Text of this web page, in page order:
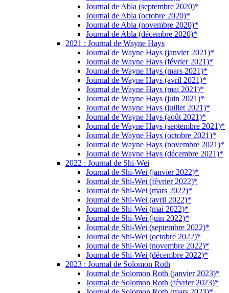
Journal de Abla (septembre 2020)*
Journal de Abla (octobre 2020)*
Journal de Abla (novembre 2020)*
Journal de Abla (décembre 2020)*
2021 : Journal de Wayne Hays
Journal de Wayne Hays (janvier 2021)*
Journal de Wayne Hays (février 2021)*
Journal de Wayne Hays (mars 2021)*
Journal de Wayne Hays (avril 2021)*
Journal de Wayne Hays (mai 2021)*
Journal de Wayne Hays (juin 2021)*
Journal de Wayne Hays (juillet 2021)*
Journal de Wayne Hays (août 2021)*
Journal de Wayne Hays (septembre 2021)*
Journal de Wayne Hays (octobre 2021)*
Journal de Wayne Hays (novembre 2021)*
Journal de Wayne Hays (décembre 2021)*
2022 : Journal de Shi-Wei
Journal de Shi-Wei (janvier 2022)*
Journal de Shi-Wei (février 2022)*
Journal de Shi-Wei (mars 2022)*
Journal de Shi-Wei (avril 2022)*
Journal de Shi-Wei (mai 2022)*
Journal de Shi-Wei (juin 2022)*
Journal de Shi-Wei (septembre 2022)*
Journal de Shi-Wei (octobre 2022)*
Journal de Shi-Wei (novembre 2022)*
Journal de Shi-Wei (décembre 2022)*
2023 : Journal de Solomon Roth
Journal de Solomon Roth (janvier 2023)*
Journal de Solomon Roth (février 2023)*